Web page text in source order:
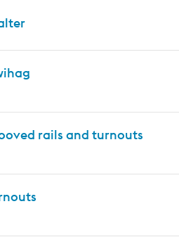
rails and turnouts